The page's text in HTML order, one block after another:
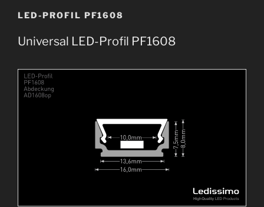
LED-PROFIL PF1608
Universal LED-Profil PF1608